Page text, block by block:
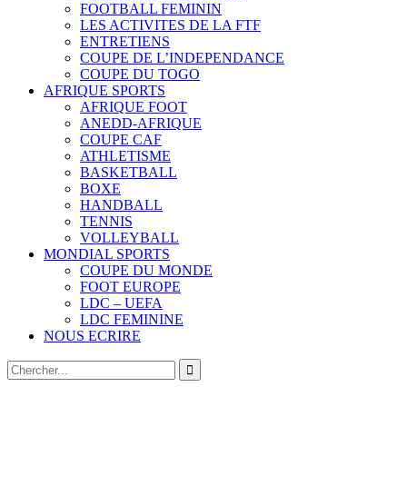
FOOTBALL FEMININ
LES ACTIVITES DE LA FTF
ENTRETIENS
COUPE DE L’INDEPENDANCE
COUPE DU TOGO
AFRIQUE SPORTS
AFRIQUE FOOT
ANEDD-AFRIQUE
COUPE CAF
ATHLETISME
BASKETBALL
BOXE
HANDBALL
TENNIS
VOLLEYBALL
MONDIAL SPORTS
COUPE DU MONDE
FOOT EUROPE
LDC – UEFA
LDC FEMININE
NOUS ECRIRE